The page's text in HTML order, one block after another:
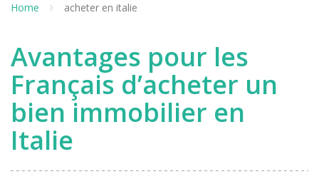
Home acheter en italie
Avantages pour les
Français d’acheter un
bien immobilier en
Italie